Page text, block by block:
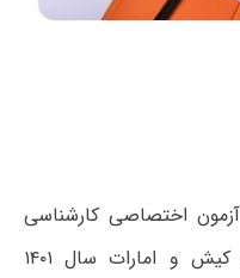
اختصاصی کارشناسی
ارشد واحدهای بین المللی ارس، کیش و امارات سال ۱۴۰۱